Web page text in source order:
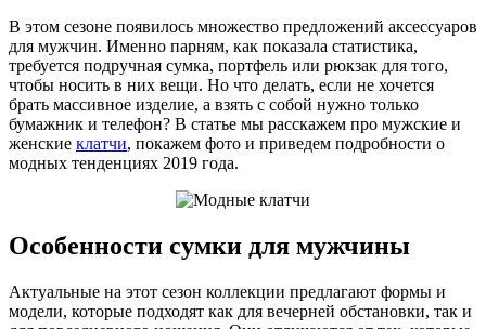
В этом сезоне появилось множество предложений аксессуаров
для мужчин. Именно парням, как показала статистика,
требуется подручная сумка, портфель или рюкзак для того,
чтобы носить в них вещи. Но что делать, если не хочется
брать массивное изделие, а взять с собой нужно только
бумажник и телефон? В статье мы расскажем про мужские и
женские клатчи, покажем фото и приведем подробности о
модных тенденциях 2019 года.
Особенности сумки для мужчины
Актуальные на этот сезон коллекции предлагают формы и
модели, которые подходят как для вечерней обстановки, так и